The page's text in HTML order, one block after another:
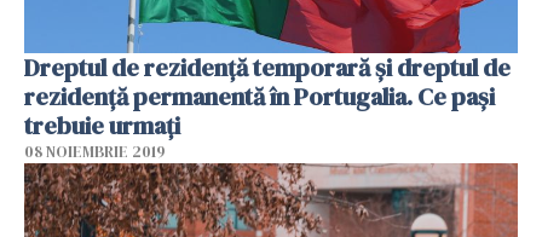
Dreptul de rezidență temporară și dreptul de
rezidență permanentă în Portugalia. Ce pași
trebuie urmați
08 NOIEMBRIE 2019